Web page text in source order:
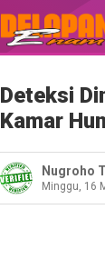
Deteksi
Kamar
Nugroho
Minggu, 16